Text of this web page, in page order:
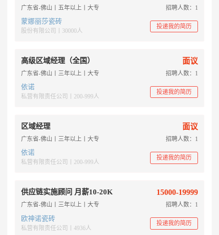
广东省-佛山丨五年以上丨大专 招聘人数：1
蒙娜丽莎瓷砖
股份有限公司丨30000人
投递我的简历
高级区域经理（全国） 面议
广东省-佛山丨三年以上丨大专 招聘人数：1
依诺
私营有限责任公司丨200-999人
投递我的简历
区域经理 面议
广东省-佛山丨三年以上丨大专 招聘人数：1
依诺
私营有限责任公司丨200-999人
投递我的简历
供应链实施顾问 月薪10-20K 15000-19999
广东省-佛山丨三年以上丨大专 招聘人数：1
欧神诺瓷砖
私营有限责任公司丨4936人
投递我的简历